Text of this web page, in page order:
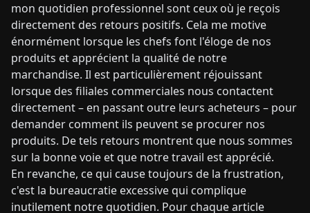
mon quotidien professionnel sont ceux où je reçois
directement des retours positifs. Cela me motive
énormément lorsque les chefs font l'éloge de nos
produits et apprécient la qualité de notre
marchandise. Il est particulièrement réjouissant
lorsque des filiales commerciales nous contactent
directement – en passant outre leurs acheteurs – pour
demander comment ils peuvent se procurer nos
produits. De tels retours montrent que nous sommes
sur la bonne voie et que notre travail est apprécié.
En revanche, ce qui cause toujours de la frustration,
c'est la bureaucratie excessive qui complique
inutilement notre quotidien. Pour chaque article